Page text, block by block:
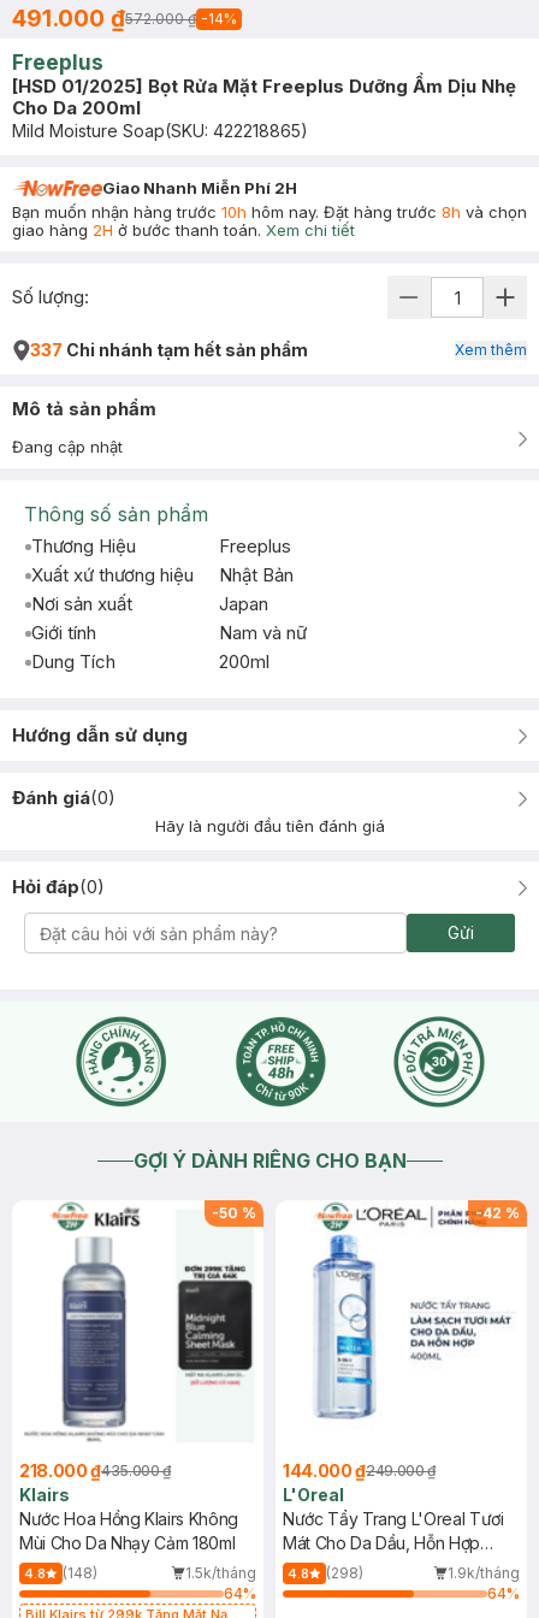
491.000 ₫572.000 ₫ -14%
Freeplus
[HSD 01/2025] Bọt Rửa Mặt Freeplus Dưỡng Ẩm Dịu Nhẹ
Cho Da 200ml
Mild Moisture Soap(SKU: 422218865)
Giao Nhanh Miễn Phí 2H
Bạn muốn nhận hàng trước 10h hôm nay. Đặt hàng trước 8h và chọn
giao hàng 2H ở bước thanh toán. Xem chi tiết
Số lượng:
337 Chi nhánh tạm hết sản phẩm Xem thêm
Mô tả sản phẩm
Đang cập nhật
Thông số sản phẩm
Thương Hiệu
Freeplus
Xuất xứ thương hiệu
Nhật Bản
Nơi sản xuất
Japan
Giới tính
Nam và nữ
Dung Tích
200ml
Hướng dẫn sử dụng
Đánh giá(0)
Hãy là người đầu tiên đánh giá
Hỏi đáp(0)
Gửi
GỢI Ý DÀNH RIÊNG CHO BẠN
-50 %
218.000 ₫435.000 ₫
Klairs
Nước Hoa Hồng Klairs Không
Mùi Cho Da Nhạy Cảm 180ml
4.8 (148)
1.5k/tháng
64%
Bill Klairs từ 299k Tặng Mặt Nạ
-42 %
144.000 ₫249.000 ₫
L'Oreal
Nước Tẩy Trang L'Oreal Tươi
Mát Cho Da Dầu, Hỗn Hợp
400ml
4.8 (298)
1.9k/tháng
64%